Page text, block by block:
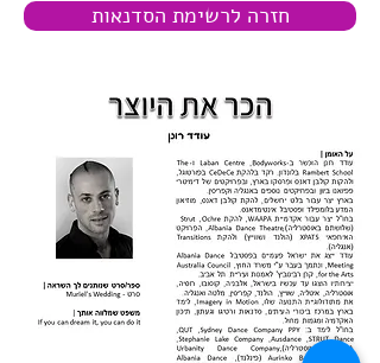
חזרה לרשימת הסדנאות